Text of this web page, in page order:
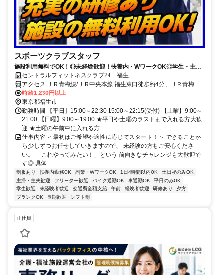
スポーツクラブスタッフ
施設利用無料でOK！◎未経験歓迎！扶養内・WワークOK◎学生・主婦
(夫)活躍中！
セントラルフィットネスクラブ24 福生
アクセス ＪＲ青梅線/ＪＲ中央本線 福生東口徒歩約4分、ＪＲ青梅線/
ＪＲ中央本線 牛浜東口徒歩約10分、ＪＲ八高線 東福生西口徒歩約13
分
時給1,230円以上
東京都福生市
勤務時間 【平日】15:00～22:30 15:00～22:15(受付) 【土曜】9:00～
21:00 【日曜】9:00～19:00 ★平日や土曜のラストまで入れる方大歓
迎 ★土曜の午前中に入れる方...
仕事内容 ＜最初はご希望や適性に応じてスタート！＞ できることか
ら少しずつお任せしていきますので、 未経験の方もご安心くださ
い。 「これやってみたい！」という 前向きなチャレンジも大歓迎で
す◎ 具体...
制服あり 扶養内勤務OK 副業・WワークOK 1日4時間以内OK
土日祝のみOK
主婦・主夫歓迎
フリーター歓迎 バイク通勤OK 車通勤OK
平日のみOK
学生歓迎
未経験者歓迎 交通費全額支給 午前 経験者歓迎 研修あり
夕方
ブランクOK
長期歓迎 シフト制
正社員